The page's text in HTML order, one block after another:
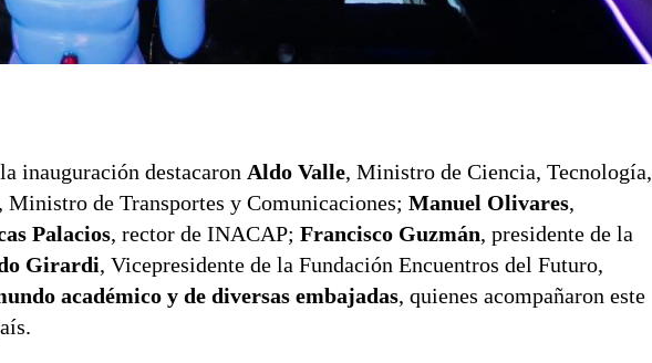
inauguración destacaron Aldo Valle, Ministro de Ciencia, Tecnología,
, Ministro de Transportes y Comunicaciones; Manuel Olivares,
Palacios, rector de INACAP; Francisco Guzmán, presidente de la
Girardi, Vicepresidente de la Fundación Encuentros del Futuro,
académico y de diversas embajadas, quienes acompañaron este